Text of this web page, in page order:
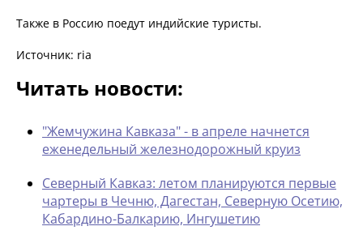
Также в Россию поедут индийские туристы.
Источник: ria
Читать новости:
"Жемчужина Кавказа" - в апреле начнется
еженедельный железнодорожный круиз
Северный Кавказ: летом планируются первые
чартеры в Чечню, Дагестан, Северную Осетию,
Кабардино-Балкарию, Ингушетию